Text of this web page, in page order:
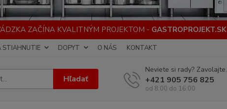
ZAČÍNA KVALITNÝM PROJEKTOM - GASTROPROJEKT.SK
STIAHNUTIE DOPYT O NÁS KONTAKT
Hľadať
Neviete si rady? Zavolajte.
+421 905 756 825
od 8:00 do 16:00